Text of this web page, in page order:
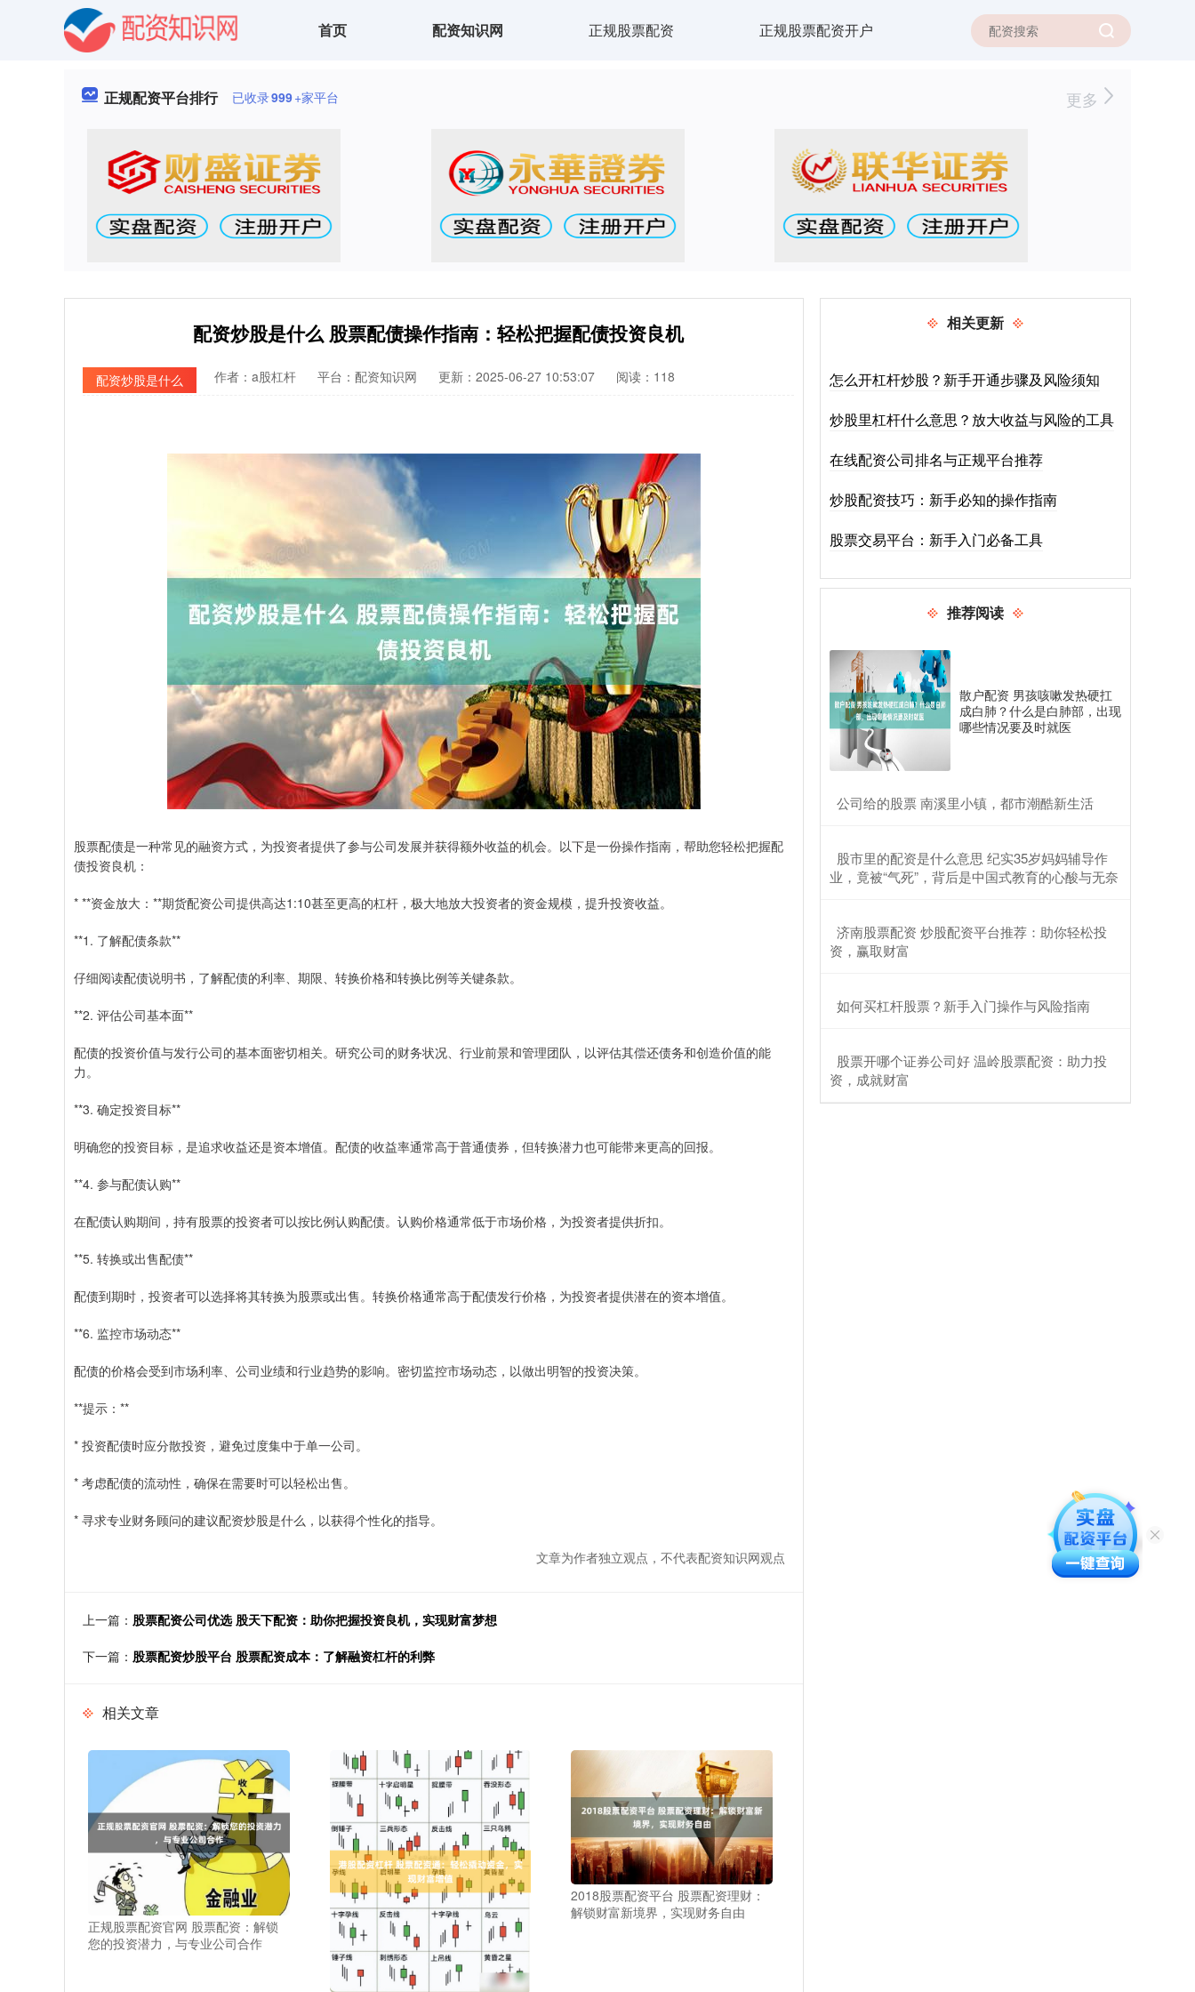
首页 配资知识网 正规股票配资 正规股票配资开户
正规配资平台排行 已收录999+家平台 更多
配资炒股是什么 股票配债操作指南：轻松把握配债投资良机
配资炒股是什么 作者：a股杠杆 平台：配资知识网 更新：2025-06-27 10:53:07 阅读：118
股票配债是一种常见的融资方式，为投资者提供了参与公司发展并获得额外收益的机会。以下是一份操作指南，帮助您轻松把握配
债投资良机：
* **资金放大：**期货配资公司提供高达1:10甚至更高的杠杆，极大地放大投资者的资金规模，提升投资收益。
**1. 了解配债条款**
仔细阅读配债说明书，了解配债的利率、期限、转换价格和转换比例等关键条款。
**2. 评估公司基本面**
配债的投资价值与发行公司的基本面密切相关。研究公司的财务状况、行业前景和管理团队，以评估其偿还债务和创造价值的能
力。
**3. 确定投资目标**
明确您的投资目标，是追求收益还是资本增值。配债的收益率通常高于普通债券，但转换潜力也可能带来更高的回报。
**4. 参与配债认购**
在配债认购期间，持有股票的投资者可以按比例认购配债。认购价格通常低于市场价格，为投资者提供折扣。
**5. 转换或出售配债**
配债到期时，投资者可以选择将其转换为股票或出售。转换价格通常高于配债发行价格，为投资者提供潜在的资本增值。
**6. 监控市场动态**
配债的价格会受到市场利率、公司业绩和行业趋势的影响。密切监控市场动态，以做出明智的投资决策。
**提示：**
* 投资配债时应分散投资，避免过度集中于单一公司。
* 考虑配债的流动性，确保在需要时可以轻松出售。
* 寻求专业财务顾问的建议配资炒股是什么，以获得个性化的指导。
文章为作者独立观点，不代表配资知识网观点
上一篇： 股票配资公司优选 股天下配资：助你把握投资良机，实现财富梦想
下一篇： 股票配资炒股平台 股票配资成本：了解融资杠杆的利弊
相关文章
正规股票配资官网 股票配资：解锁
您的投资潜力，与专业公司合作
2018股票配资平台 股票配资理财：
解锁财富新境界，实现财务自由
相关更新
怎么开杠杆炒股？新手开通步骤及风险须知
炒股里杠杆什么意思？放大收益与风险的工具
在线配资公司排名与正规平台推荐
炒股配资技巧：新手必知的操作指南
股票交易平台：新手入门必备工具
推荐阅读
散户配资 男孩咳嗽发热硬扛
成白肺？什么是白肺部，出现
哪些情况要及时就医
​公司给的股票 南溪里小镇，都市潮酷新生活
​股市里的配资是什么意思 纪实35岁妈妈辅导作
业，竟被“气死”，背后是中国式教育的心酸与无奈
​济南股票配资 炒股配资平台推荐：助你轻松投
资，赢取财富
​如何买杠杆股票？新手入门操作与风险指南
​股票开哪个证券公司好 温岭股票配资：助力投
资，成就财富